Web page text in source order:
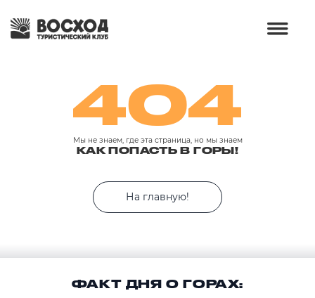
404
Мы не знаем, где эта страница, но мы знаем
КАК ПОПАСТЬ В ГОРЫ!
На главную!
ФАКТ ДНЯ О ГОРАХ: